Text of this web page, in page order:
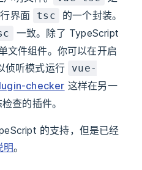
界面
tsc
的一个封装。
一致。除了 TypeScript
文件组件。你可以在开启
侦听模式运行
vue-
checker 这样在另一
查的插件。
的支持，但是已经
明。